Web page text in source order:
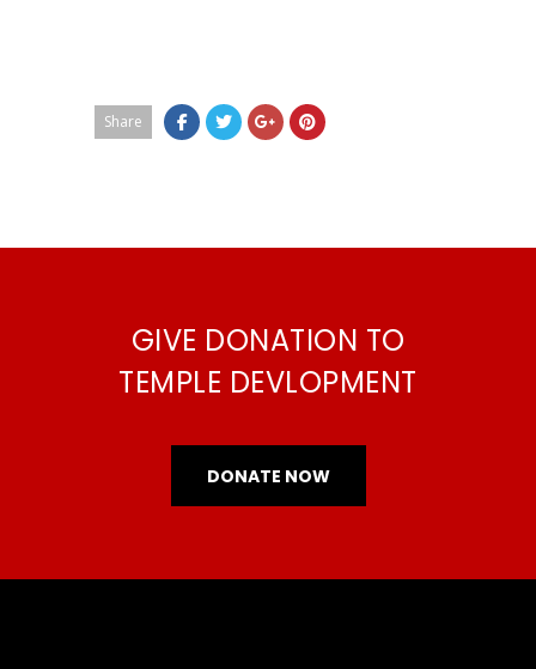
Share
GIVE DONATION TO
TEMPLE DEVLOPMENT
DONATE NOW